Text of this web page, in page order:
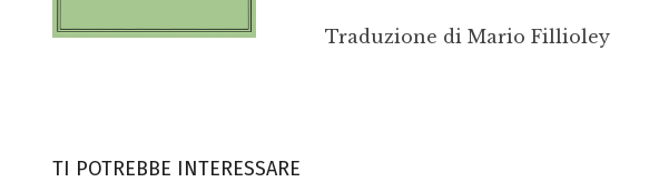
Traduzione di Mario Fillioley
TI POTREBBE INTERESSARE